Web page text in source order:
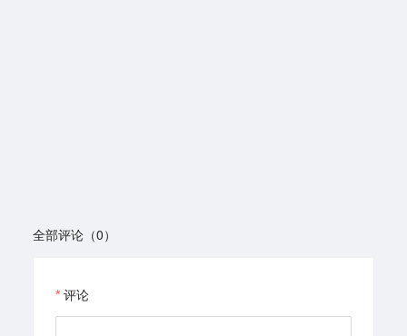
全部评论（0）
评论